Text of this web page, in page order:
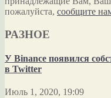
пожалуйста, сообщите
РАЗНОЕ
У Binance появился
в Twitter
Июль 1, 2020, 19:09